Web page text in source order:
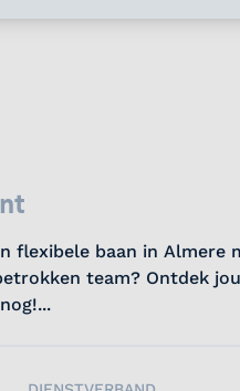
flexibele baan in Almere
team? Ontdek